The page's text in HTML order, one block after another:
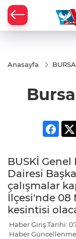
Anasayfa BURSA
BUSKİ
Dairesi
çalışmalar
İlçesi'nde 08
kesintisi
Haber Giriş Tarihi:
Haber Güncellenme